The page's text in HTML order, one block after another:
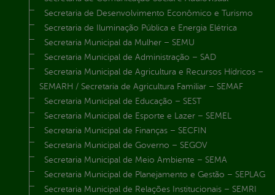
Secretaria de Desenvolvimento Econômico e Turismo
Secretaria de Iluminação Pública e Energia Elétrica
Secretaria Municipal da Mulher – SEMU
Secretaria Municipal de Administração – SAD
Secretaria Municipal de Agricultura e Recursos Hídricos –
SEMARH / Secretaria de Agricultura Familiar – SEMAF
Secretaria Municipal de Educação – SEST
Secretaria Municipal de Esporte e Lazer – SEMEL
Secretaria Municipal de Finanças – SECFIN
Secretaria Municipal de Governo – SEGOV
Secretaria Municipal de Meio Ambiente – SEMA
Secretaria Municipal de Planejamento e Gestão – SEPLAG
Secretaria Municipal de Relações Institucionais – SEMRI